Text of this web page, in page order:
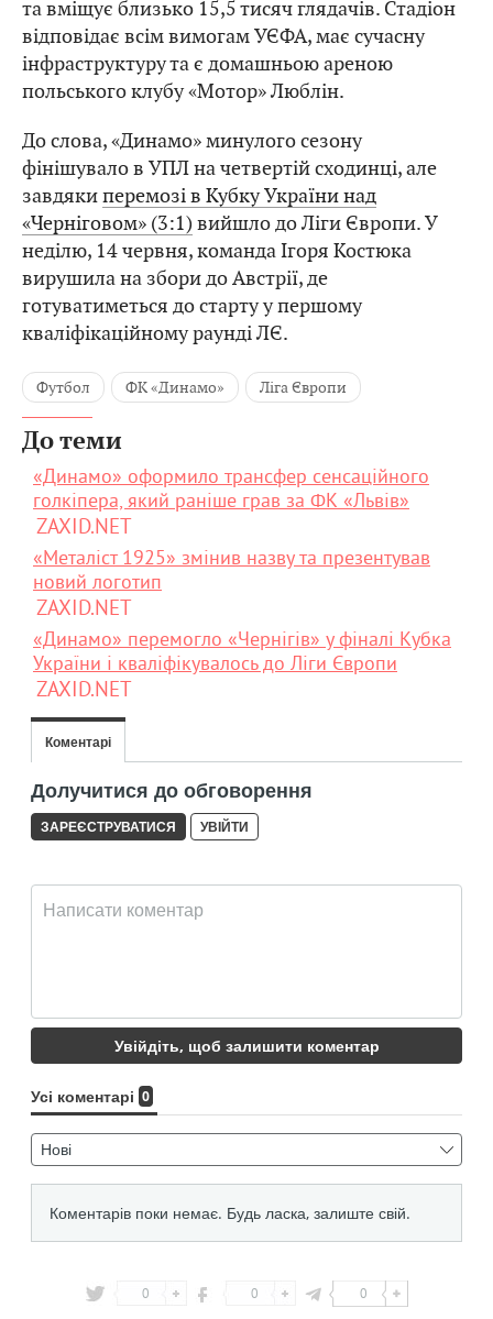
та вміщує близько 15,5 тисяч глядачів. Стадіон
відповідає всім вимогам УЄФА, має сучасну
інфраструктуру та є домашньою ареною
польського клубу «Мотор» Люблін.
До слова, «Динамо» минулого сезону
фінішувало в УПЛ на четвертій сходинці, але
завдякиперемозі в Кубку України над
«Черніговом» (3:1) вийшло до Ліги Європи. У
неділю, 14 червня, команда Ігоря Костюка
вирушила на збори до Австрії, де
готуватиметься до старту у першому
кваліфікаційному раунді ЛЄ.
Футбол ФК «Динамо» Ліга Європи
До теми
«Динамо» оформило трансфер сенсаційного
голкіпера, який раніше грав за ФК «Львів»
ZAXID.NET
«Металіст 1925» змінив назву та презентував
новий логотип
ZAXID.NET
«Динамо» перемогло «Чернігів» у фіналі Кубка
України і кваліфікувалось до Ліги Європи
ZAXID.NET
0 0 0